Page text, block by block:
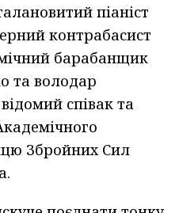
піаніст
контрабасист
барабанщик
та володар
співак та
Збройних Сил